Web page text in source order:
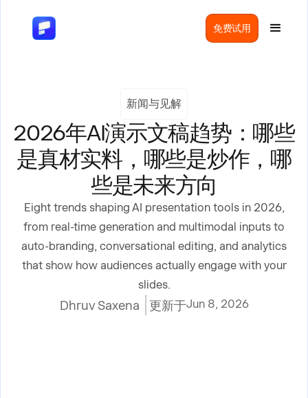
免费试用
新闻与见解
2026年AI演示文稿趋势：哪些
是真材实料，哪些是炒作，哪
些是未来方向
Eight trends shaping AI presentation tools in 2026,
from real-time generation and multimodal inputs to
auto-branding, conversational editing, and analytics
that show how audiences actually engage with your
slides.
Dhruv Saxena 更新于Jun 8, 2026